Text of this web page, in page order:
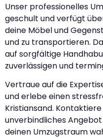
Unser professionelles
geschult und verfügt
deine Möbel und
und zu transportieren.
auf sorgfältige
zuverlässigen und
Vertraue auf die
und erlebe einen
Kristiansand.
unverbindliches
deinen Umzugstraum